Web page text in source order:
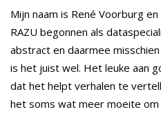
Mijn naam is René Voorburg
RAZU begonnen als
abstract en daarmee
is het juist wel. Het leuke aan
dat het helpt verhalen te
het soms wat meer moeite